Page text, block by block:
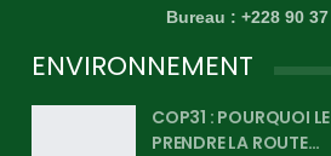
Bureau : +228 90
ENVIRONNEMENT
COP31 : POURQUOI
PRENDRE LA ROUTE…